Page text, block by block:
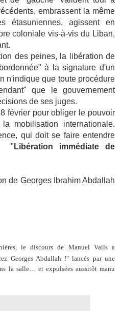
embrassent la même
étasuniennes, agissent en
coloniale vis-à-vis du Liban,
des peines, la libération de
à la signature d'un
n'indique que toute procédure
que le gouvernement
de ses juges.
février pour obliger le pouvoir
mobilisation internationale.
qui doit se faire entendre
" Libération immédiate de
de Georges Ibrahim Abdallah
le discours de Manuel Valls a
Georges Abdallah !" lancés par une
la salle… et expulsées aussitôt manu